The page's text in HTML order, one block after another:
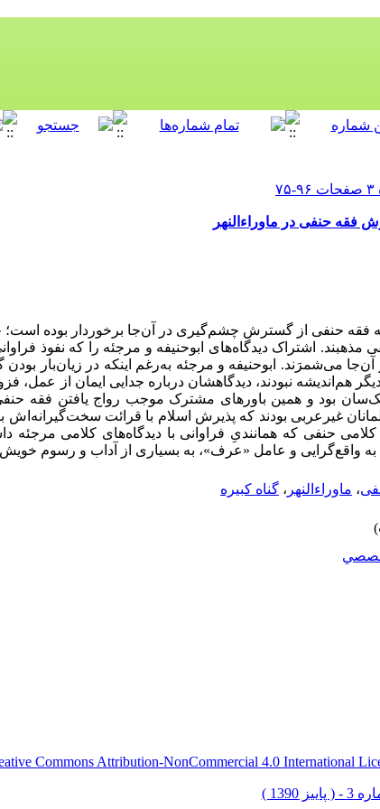
فقه حنفی در ماوراء‌النهر
که فقه حنفی از گسترش چشم‌گیری در آن‌جا برخوردار بوده است؛
اشتراک دیدگاه‌های ابوحنیفه و مرجئه را که نفوذ
می‌شمرَند. ابوحنیفه و مرجئه به‌رغم اینکه در زیان‌بار بودن
هم‌اندیشه نبودند، دیدگاهشان درباره جدایی ایمان از عمل،
بود و همین باورهای مشترک موجب رواج یافتن فقه
غیرعربی بودند که پذیرش اسلام با قرائت سخت‌گیرانه‌اش
کلامی حنفی که همانندیِ فراوانی با دیدگاه‌های کلامی
واقع‌گرایی و عامل «عرف»، به بسیاری از آداب و رسوم خویش
، ماوراء‌النهر ، گناه کبیره
Commons Attribution-NonCommercial 4.0 International